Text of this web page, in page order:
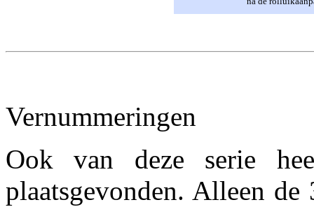
Vernummeringen
Ook van deze serie
plaatsgevonden. Alleen